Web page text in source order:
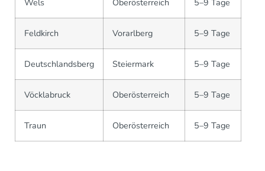
Wels Oberösterreich 5–9 Tage
Feldkirch Vorarlberg 5–9 Tage
Deutschlandsberg Steiermark 5–9 Tage
Vöcklabruck Oberösterreich 5–9 Tage
Traun Oberösterreich 5–9 Tage